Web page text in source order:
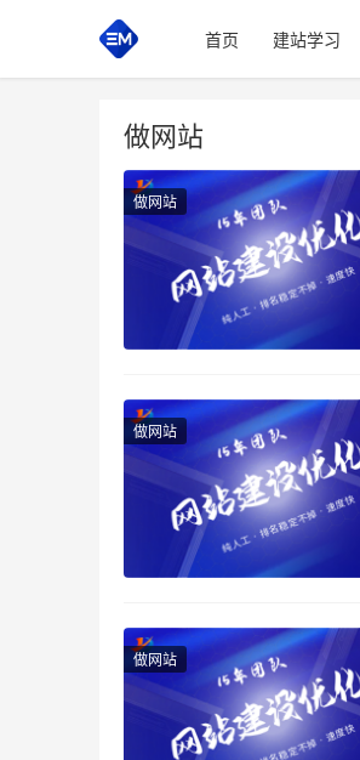
首页 建站学习
做网站
做网站
做网站
做网站